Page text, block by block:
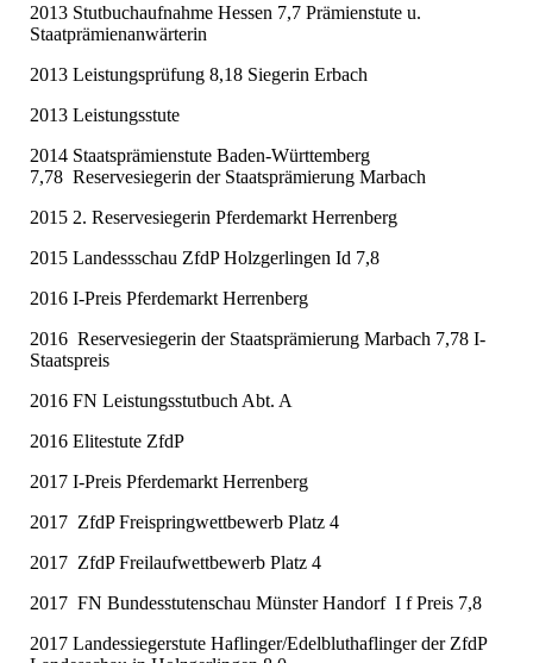
2013 Stutbuchaufnahme Hessen 7,7 Prämienstute u.
Staatprämienanwärterin
2013 Leistungsprüfung 8,18 Siegerin Erbach
2013 Leistungsstute
2014 Staatsprämienstute Baden-Württemberg
7,78 Reservesiegerin der Staatsprämierung Marbach
2015 2. Reservesiegerin Pferdemarkt Herrenberg
2015 Landessschau ZfdP Holzgerlingen Id 7,8
2016 I-Preis Pferdemarkt Herrenberg
2016 Reservesiegerin der Staatsprämierung Marbach 7,78 I-
Staatspreis
2016 FN Leistungsstutbuch Abt. A
2016 Elitestute ZfdP
2017 I-Preis Pferdemarkt Herrenberg
2017 ZfdP Freispringwettbewerb Platz 4
2017 ZfdP Freilaufwettbewerb Platz 4
2017 FN Bundesstutenschau Münster Handorf I f Preis 7,8
2017 Landessiegerstute Haflinger/Edelbluthaflinger der ZfdP